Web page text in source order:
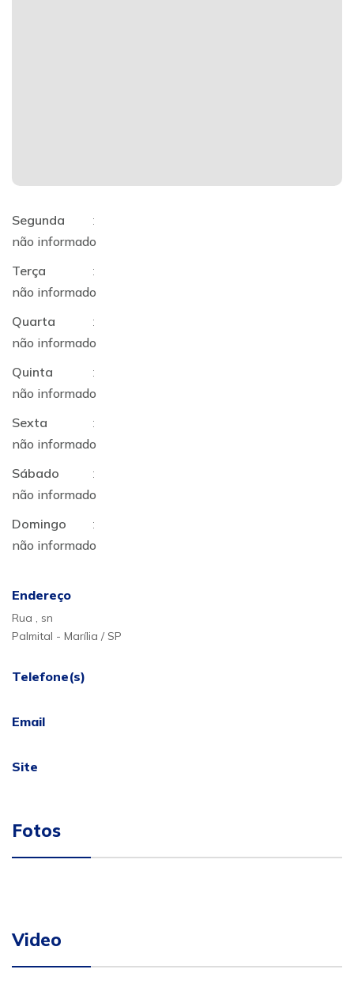
Segunda
:
não informado
Terça
:
não informado
Quarta
:
não informado
Quinta
:
não informado
Sexta
:
não informado
Sábado
:
não informado
Domingo
:
não informado
Endereço
Rua , sn
Palmital - Marília / SP
Telefone(s)
Email
Site
Fotos
Video